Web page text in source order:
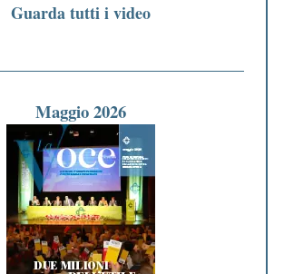
Guarda tutti i video
Maggio 2026